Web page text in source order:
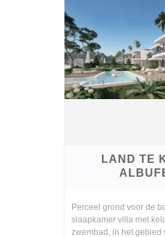
LAND TE
Perceel grond voor de
slaapkamer villa met
zwembad, in het gebied